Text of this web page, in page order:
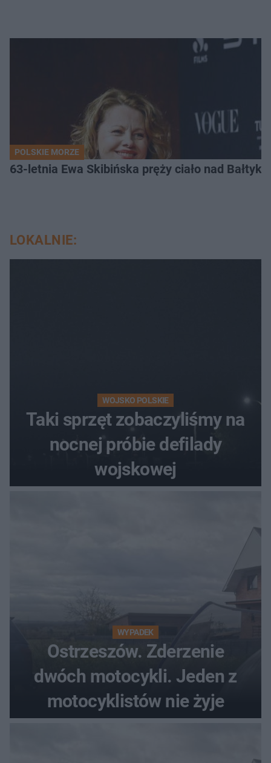
POLSKIE MORZE
63-letnia Ewa Skibińska pręży ciało nad
LOKALNIE:
WOJSKO POLSKIE
Taki sprzęt zobaczyliśmy na
nocnej próbie defilady
wojskowej
WYPADEK
Ostrzeszów. Zderzenie
dwóch motocykli. Jeden z
motocyklistów nie żyje